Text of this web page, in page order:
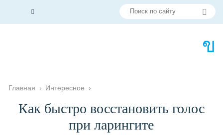
Главная › Интересное ›
Как быстро восстановить голос
при ларингите